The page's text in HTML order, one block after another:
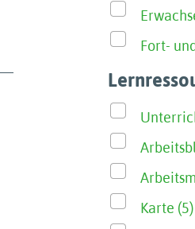
Fort-
Karte (5)